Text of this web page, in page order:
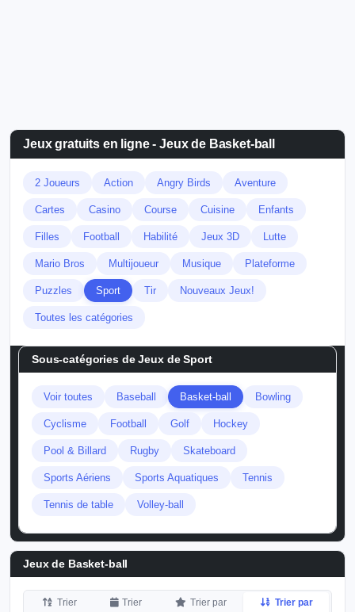
Jeux gratuits en ligne - Jeux de Basket-ball
2 Joueurs Action Angry Birds Aventure
Cartes Casino Course Cuisine Enfants
Filles Football Habilité Jeux 3D Lutte
Mario Bros Multijoueur Musique Plateforme
Puzzles Sport Tir Nouveaux Jeux!
Toutes les catégories
Sous-catégories deJeux de Sport
Voir toutes Baseball Basket-ball Bowling
Cyclisme Football Golf Hockey
Pool & Billard Rugby Skateboard
Sports Aériens Sports Aquatiques Tennis
Tennis de table Volley-ball
Jeux de Basket-ball
Trier
Trier
Trier par
Trier par